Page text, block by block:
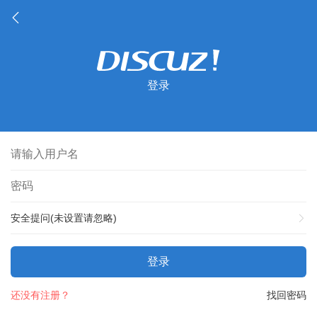
登录
安全提问(未设置请忽略)
登录
找回密码
还没有注册？